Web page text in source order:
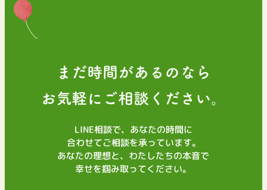
まだ時間があるのなら
お気軽にご相談ください。
LINE相談で、あなたの時間に
合わせてご相談を承っています。
あなたの理想と、わたしたちの本音で
幸せを掴み取ってください。